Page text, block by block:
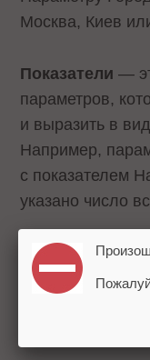
Москва, Киев
Показатели—
параметров,
и выразить в
Например,
с показателем
указано число